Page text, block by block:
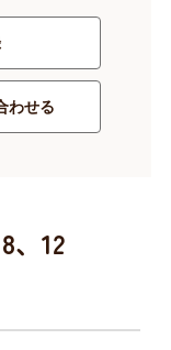
わせる
、12